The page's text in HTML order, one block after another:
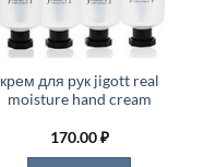
крем для рук jigott real
moisture hand cream
170.00₽